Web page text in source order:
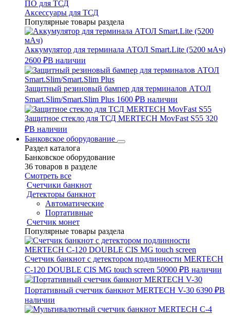
ПО для ТСД
Аксессуары для ТСД
Популярные товары раздела
Аккумулятор для терминала АТОЛ Smart.Lite (5200 мАч)
2600 ₽В наличии
Защитный резиновый бампер для терминалов АТОЛ
Smart.Slim/Smart.Slim Plus 1600 ₽В наличии
Защитное стекло для ТСД MERTECH MovFast S55 320
₽В наличии
Банковское оборудование
Раздел каталога
Банковское оборудование
36 товаров в разделе
Смотреть все
Счетчики банкнот
Детекторы банкнот
Автоматические
Портативные
Счетчик монет
Популярные товары раздела
Счетчик банкнот с детектором подлинности MERTECH
C-120 DOUBLE CIS MG touch screen 50900 ₽В наличии
Портативный счетчик банкнот MERTECH V-30 6390 ₽В
наличии